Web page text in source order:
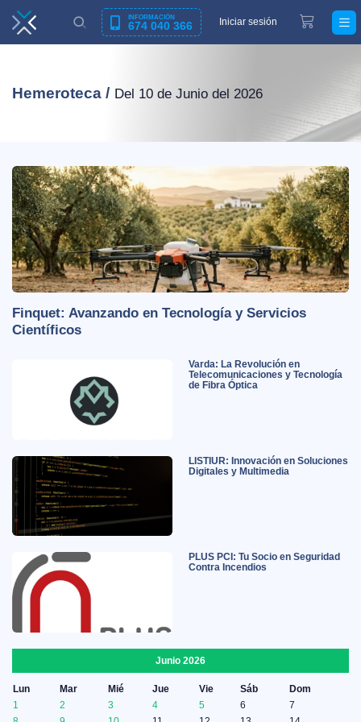
INFORMACIÓN
674 040 366 Iniciar sesión
Hemeroteca / Del 10 de Junio del 2026
Finquet: Avanzando en Tecnología y Servicios
Científicos
Varda: La Revolución en
Telecomunicaciones y Tecnología
de Fibra Óptica
LISTIUR: Innovación en Soluciones
Digitales y Multimedia
PLUS PCI: Tu Socio en Seguridad
Contra Incendios
Junio 2026
Lun Mar Mié Jue Vie Sáb
Dom
1
2 3 4 5 6
7